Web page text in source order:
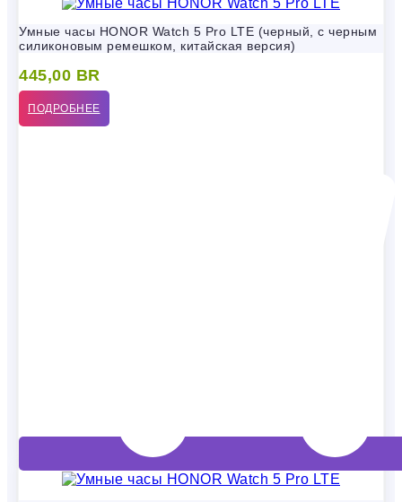
Умные часы HONOR Watch 5 Pro LTE (черный, с черным
силиконовым ремешком, китайская версия)
445,00 BR
ПОДРОБНЕЕ